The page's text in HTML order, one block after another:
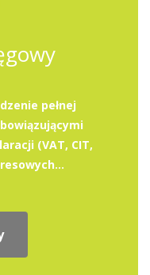
pełnej
(VAT, CIT,